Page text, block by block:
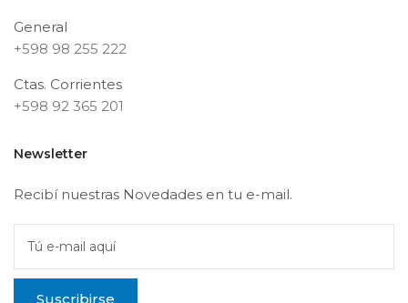
General
+598 98 255 222
Ctas. Corrientes
+598 92 365 201
Newsletter
Recibí nuestras Novedades en tu e-mail.
Tú e-mail aquí
Suscribirse